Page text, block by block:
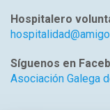
Hospitalero
Síguenos en
Asociación Galega